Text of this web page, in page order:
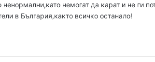
6 август, 2026
ненормални,като немогат да карат и не ги
в България,както всичко останало!